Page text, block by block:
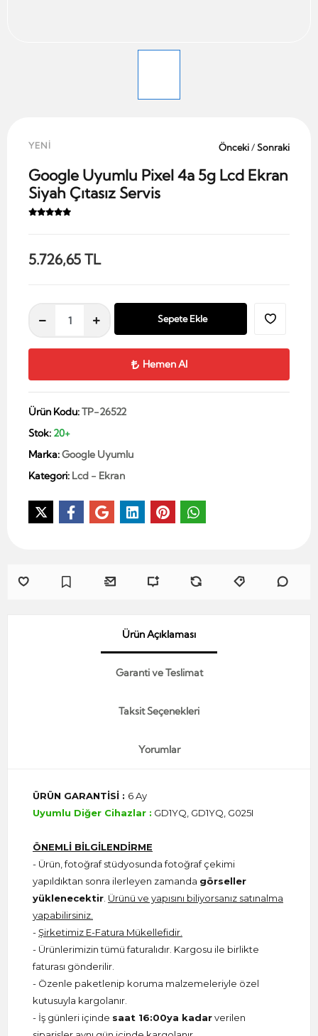
YENİ Önceki/Sonraki
Google Uyumlu Pixel 4a 5g Lcd Ekran
Siyah Çıtasız Servis
5.726,65 TL
Sepete Ekle
Hemen Al
Ürün Kodu:TP-26522
Stok: 20+
Marka:Google Uyumlu
Kategori: Lcd - Ekran
Ürün Açıklaması
Garanti ve Teslimat
Taksit Seçenekleri
Yorumlar
ÜRÜN GARANTİSİ : 6 Ay
Uyumlu Diğer Cihazlar : GD1YQ, GD1YQ, G025I
ÖNEMLİ BİLGİLENDİRME
- Ürün, fotoğraf stüdyosunda fotoğraf çekimi
yapıldıktan sonra ilerleyen zamanda görseller
yüklenecektir Ürünü ve yapısını biliyorsanız satınalma
yapabilirsiniz.
-Şirketimiz E-Fatura Mükellefidir.
- Ürünlerimizin tümü faturalıdır. Kargosu ile birlikte
faturası gönderilir.
- Özenle paketlenip koruma malzemeleriyle özel
kutusuyla kargolanır.
- İş günleri içinde saat 16:00ya kadarverilen